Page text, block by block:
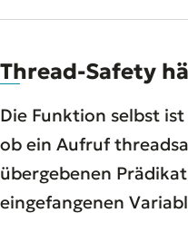
Thread-Safety
Die Funktion selbst
ob ein Aufruf
übergebenen
eingefangenen